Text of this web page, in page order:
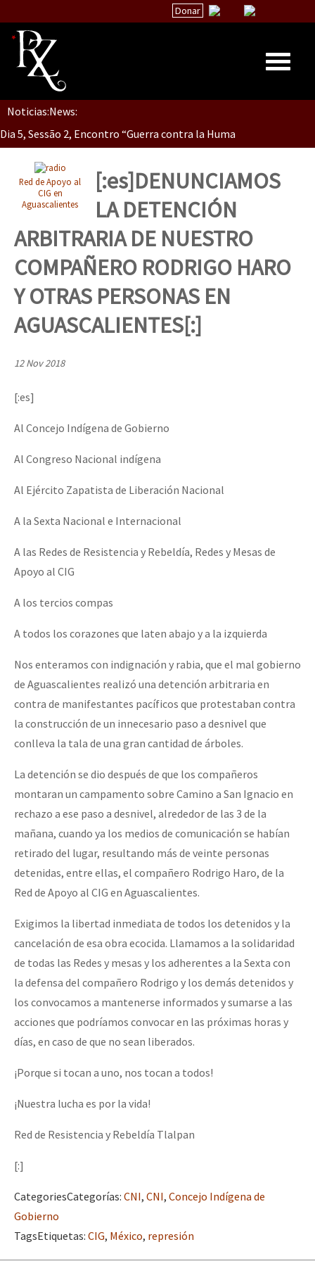
Donar
Inicio
Quiénes Somos
La palabra del EZLN
Encuentros
Chiapas
México
Latinoamérica
Mundo
AutonomÍa y Resistencia
Megaproyectos
Migración
Presos
ETIQUETAS
Video
Otras secciones
Semillero Guerra contra la Humanidad. (Las poblaciones y
la naturaleza bajo asedio)
Libros para descargar
Medios Libres
COVID-19
Eventos
Noticias:News:
Dia 5, Sessão 2, Encontro “Guerra contra la Humanidad”
Dia 5, sessão 1, do Encontro “Guerra contra a Humanidade”(As
Dia 4 – Encontro “Guerra contra a Humanidade” (As populações
Dia 3 do Encontro “Guerra contra a Humanidade”
Dia 1: Encontro “Guerra contra a Humanidade”
[CDMX – 20 julio] Jornadas globales por la libertad de Jesús
“Sonhando a Terra do Bem Virá” se publica no Estado Espanhol
Se o México sabe, que o mundo saiba! Nossas lutas pela
[25 abr – CDMX] Tokín por el CNI: 30 años de Resistencia y
Red de Apoyo al
CIG en
Aguascalientes
[:es]DENUNCIAMOS
LA DETENCIÓN
ARBITRARIA DE NUESTRO
COMPAÑERO RODRIGO HARO
Y OTRAS PERSONAS EN
AGUASCALIENTES[:]
12 Nov 2018
[:es]
Al Concejo Indígena de Gobierno
Al Congreso Nacional indígena
Al Ejército Zapatista de Liberación Nacional
A la Sexta Nacional e Internacional
A las Redes de Resistencia y Rebeldía, Redes y Mesas de
Apoyo al CIG
A los tercios compas
A todos los corazones que laten abajo y a la izquierda
Nos enteramos con indignación y rabia, que el mal gobierno
de Aguascalientes realizó una detención arbitraria en
contra de manifestantes pacíficos que protestaban contra
la construcción de un innecesario paso a desnivel que
conlleva la tala de una gran cantidad de árboles.
La detención se dio después de que los compañeros
montaran un campamento sobre Camino a San Ignacio en
rechazo a ese paso a desnivel, alrededor de las 3 de la
mañana, cuando ya los medios de comunicación se habían
retirado del lugar, resultando más de veinte personas
detenidas, entre ellas, el compañero Rodrigo Haro, de la
Red de Apoyo al CIG en Aguascalientes.
Exigimos la libertad inmediata de todos los detenidos y la
cancelación de esa obra ecocida. Llamamos a la solidaridad
de todas las Redes y mesas y los adherentes a la Sexta con
la defensa del compañero Rodrigo y los demás detenidos y
los convocamos a mantenerse informados y sumarse a las
acciones que podríamos convocar en las próximas horas y
días, en caso de que no sean liberados.
¡Porque si tocan a uno, nos tocan a todos!
¡Nuestra lucha es por la vida!
Red de Resistencia y Rebeldía Tlalpan
[:]
CategoriesCategorías: CNI, CNI, Concejo Indígena de
Gobierno
TagsEtiquetas: CIG, México, represión